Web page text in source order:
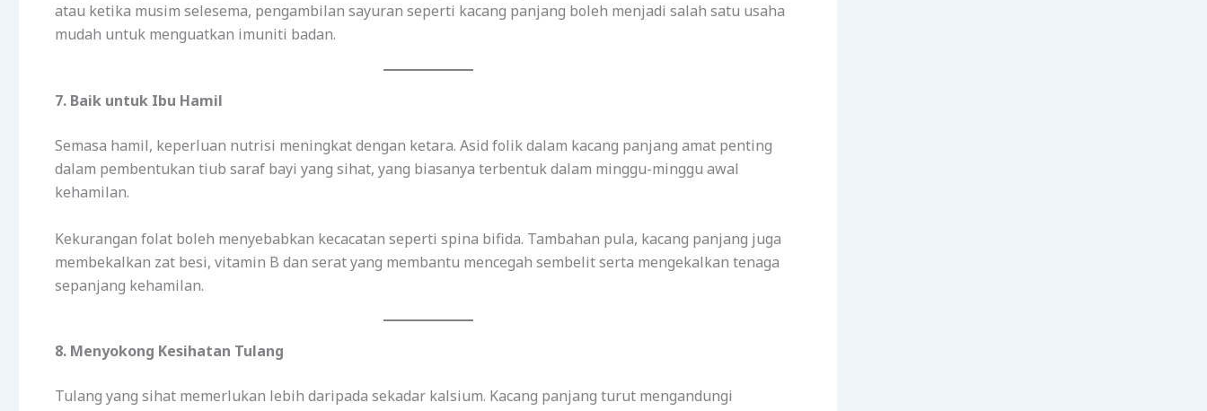
atau ketika musim selesema, pengambilan sayuran seperti kacang panjang boleh menjadi salah satu usaha
mudah untuk menguatkan imuniti badan.
7. Baik untuk Ibu Hamil
Semasa hamil, keperluan nutrisi meningkat dengan ketara. Asid folik dalam kacang panjang amat penting
dalam pembentukan tiub saraf bayi yang sihat, yang biasanya terbentuk dalam minggu-minggu awal
kehamilan.
Kekurangan folat boleh menyebabkan kecacatan seperti spina bifida. Tambahan pula, kacang panjang juga
membekalkan zat besi, vitamin B dan serat yang membantu mencegah sembelit serta mengekalkan tenaga
sepanjang kehamilan.
8. Menyokong Kesihatan Tulang
Tulang yang sihat memerlukan lebih daripada sekadar kalsium. Kacang panjang turut mengandungi